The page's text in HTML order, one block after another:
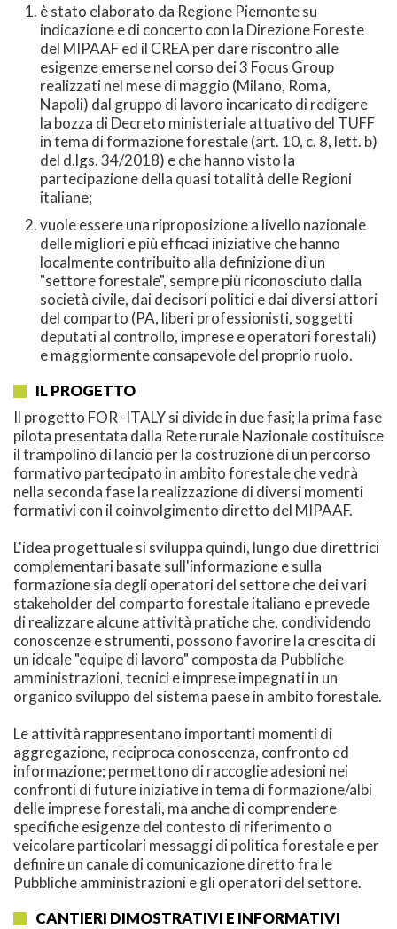
è stato elaborato da Regione Piemonte su
indicazione e di concerto con la Direzione Foreste
del MIPAAF ed il CREA per dare riscontro alle
esigenze emerse nel corso dei 3 Focus Group
realizzati nel mese di maggio (Milano, Roma,
Napoli) dal gruppo di lavoro incaricato di redigere
la bozza di Decreto ministeriale attuativo del TUFF
in tema di formazione forestale (art. 10, c. 8, lett. b)
del d.lgs. 34/2018) e che hanno visto la
partecipazione della quasi totalità delle Regioni
italiane;
vuole essere una riproposizione a livello nazionale
delle migliori e più efficaci iniziative che hanno
localmente contribuito alla definizione di un
"settore forestale", sempre più riconosciuto dalla
società civile, dai decisori politici e dai diversi attori
del comparto (PA, liberi professionisti, soggetti
deputati al controllo, imprese e operatori forestali)
e maggiormente consapevole del proprio ruolo.
IL PROGETTO
Il progetto FOR -ITALY si divide in due fasi; la prima fase
pilota presentata dalla Rete rurale Nazionale costituisce
il trampolino di lancio per la costruzione di un percorso
formativo partecipato in ambito forestale che vedrà
nella seconda fase la realizzazione di diversi momenti
formativi con il coinvolgimento diretto del MIPAAF.
L'idea progettuale si sviluppa quindi, lungo due direttrici
complementari basate sull'informazione e sulla
formazione sia degli operatori del settore che dei vari
stakeholder del comparto forestale italiano e prevede
di realizzare alcune attività pratiche che, condividendo
conoscenze e strumenti, possono favorire la crescita di
un ideale "equipe di lavoro" composta da Pubbliche
amministrazioni, tecnici e imprese impegnati in un
organico sviluppo del sistema paese in ambito forestale.
Le attività rappresentano importanti momenti di
aggregazione, reciproca conoscenza, confronto ed
informazione; permettono di raccoglie adesioni nei
confronti di future iniziative in tema di formazione/albi
delle imprese forestali, ma anche di comprendere
specifiche esigenze del contesto di riferimento o
veicolare particolari messaggi di politica forestale e per
definire un canale di comunicazione diretto fra le
Pubbliche amministrazioni e gli operatori del settore.
CANTIERI DIMOSTRATIVI E INFORMATIVI